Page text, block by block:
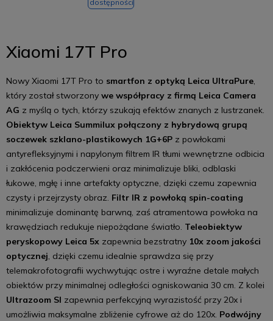
dostępności
Xiaomi 17T Pro
Nowy Xiaomi 17T Pro to smartfon z optyką Leica UltraPure,
który został stworzony we współpracy z firmą Leica Camera
AG z myślą o tych, którzy szukają efektów znanych z lustrzanek.
Obiektyw Leica Summilux połączony z hybrydową grupą
soczewek szklano-plastikowych 1G+6Pz powłokami
antyrefleksyjnymi i napylonym filtrem IR tłumi wewnętrzne odbicia
i zakłócenia podczerwieni oraz minimalizuje bliki, odblaski
łukowe, mgłę i inne artefakty optyczne, dzięki czemu zapewnia
czysty i przejrzysty obraz. Filtr IR z powłoką spin-coating
minimalizuje dominantę barwną, zaś atramentowa powłoka na
krawędziach redukuje niepożądane światło. Teleobiektyw
peryskopowy Leica 5xzapewnia bezstratny 10x zoom jakości
optycznej, dzięki czemu idealnie sprawdza się przy
telemakrofotografii wychwytując ostre i wyraźne detale małych
obiektów przy minimalnej odległości ogniskowania 30 cm. Z kolei
Ultrazoom SI zapewnia perfekcyjną wyrazistość przy 20x i
umożliwia maksymalne zbliżenie cyfrowe aż do 120x. Podwójny